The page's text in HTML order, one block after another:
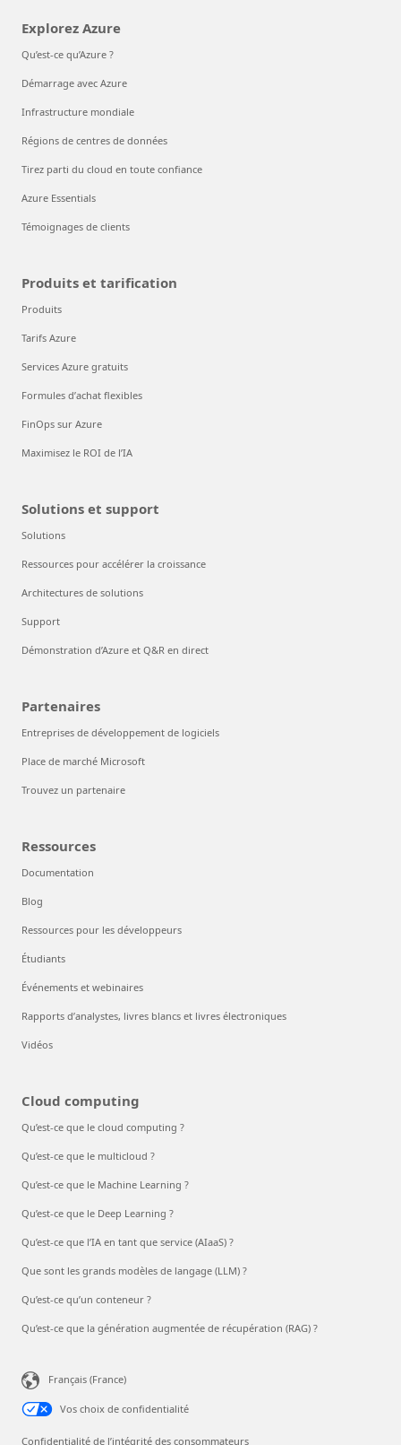
Explorez Azure
Qu’est-ce qu’Azure ?
Démarrage avec Azure
Infrastructure mondiale
Régions de centres de données
Tirez parti du cloud en toute confiance
Azure Essentials
Témoignages de clients
Produits et tarification
Produits
Tarifs Azure
Services Azure gratuits
Formules d’achat flexibles
FinOps sur Azure
Maximisez le ROI de l’IA
Solutions et support
Solutions
Ressources pour accélérer la croissance
Architectures de solutions
Support
Démonstration d’Azure et Q&R en direct
Partenaires
Entreprises de développement de logiciels
Place de marché Microsoft
Trouvez un partenaire
Ressources
Documentation
Blog
Ressources pour les développeurs
Étudiants
Événements et webinaires
Rapports d’analystes, livres blancs et livres électroniques
Vidéos
Cloud computing
Qu’est-ce que le cloud computing ?
Qu’est-ce que le multicloud ?
Qu’est-ce que le Machine Learning ?
Qu’est-ce que le Deep Learning ?
Qu’est-ce que l’IA en tant que service (AIaaS) ?
Que sont les grands modèles de langage (LLM) ?
Qu’est-ce qu’un conteneur ?
Qu’est-ce que la génération augmentée de récupération (RAG) ?
Français (France)
Vos choix de confidentialité
Confidentialité de l’intégrité des consommateurs